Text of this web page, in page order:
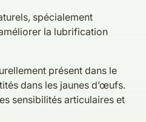
spécialement
la lubrification
présent dans le
dans les jaunes d’œufs.
sensibilités articulaires et